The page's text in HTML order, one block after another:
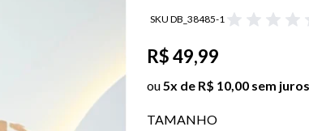
SKU DB_38485-1
R$ 49,99
ou 5x de R$ 10,00 sem juros
TAMANHO